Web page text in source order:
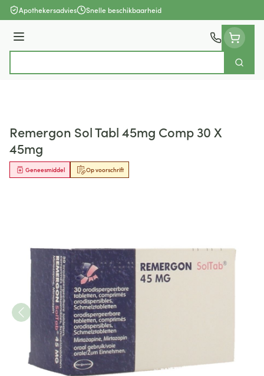
Ga naar de inhoud
Apothekersadvies Snelle beschikbaarheid
Menu
Zoek
Remergon Sol Tabl 45mg Comp 30 X
45mg
Op voorschrift
Geneesmiddel